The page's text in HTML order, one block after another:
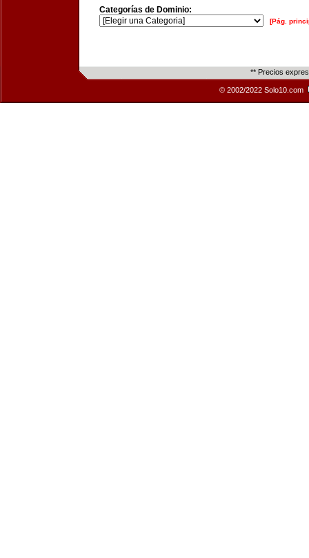
Categorías de Dominio:
[Pág.
** Precios
© 2002/2022 Solo10.com